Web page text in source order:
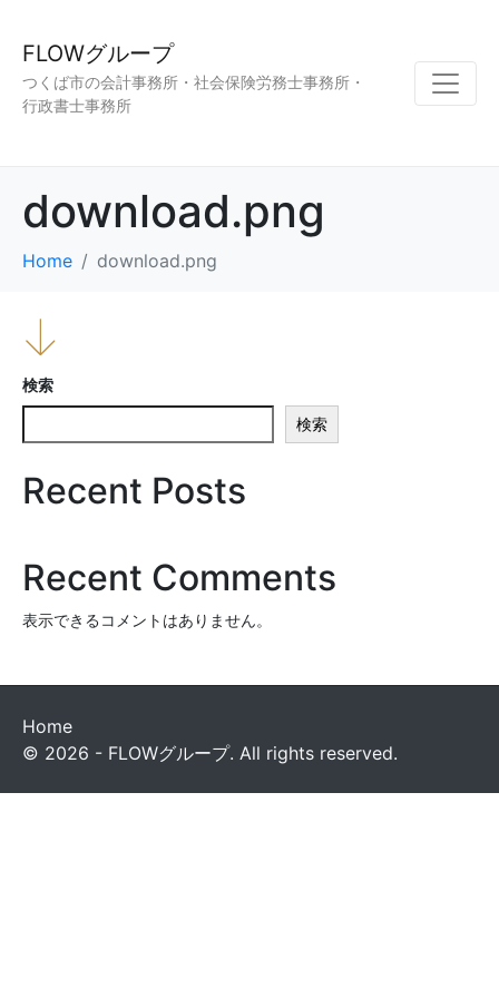
FLOWグループ
つくば市の会計事務所・社会保険労務士事務所・
行政書士事務所
download.png
Home download.png
検索
検索
Recent Posts
Recent Comments
表示できるコメントはありません。
Home
© 2026 - FLOWグループ. All rights reserved.